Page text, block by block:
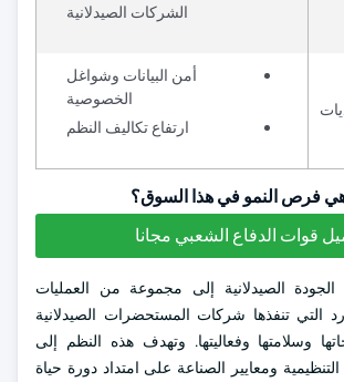
الشركات الصيدلانية
أمن البيانات وشواغل
الخصوصية
ارتفاع تكاليف النظم
فرص النمو في هذا السوق؟
قوات الدفاع الشعبي مجانا
الصيدلانية إلى مجموعة من العمليات
التي تنفذها شركات المستحضرات الصيدلانية
وسلامتها وفعاليتها. وتهدف هذه النظم إلى
التنظيمية ومعايير الصناعة على امتداد دورة حياة